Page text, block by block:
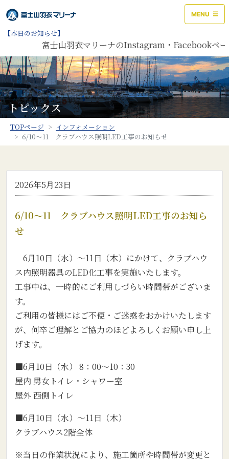
MENU
【本日のお知らせ】
富士山羽衣マリーナのInstagram・Facebookペー
トピックス
TOPページ
インフォメーション
6/10～11 クラブハウス照明LED工事のお知らせ
2026年5月23日
6/10～11 クラブハウス照明LED工事のお知ら
せ
6月10日（水）～11日（木）にかけて、クラブハウ
ス内照明器具のLED化工事を実施いたします。
工事中は、一時的にご利用しづらい時間帯がございま
す。
ご利用の皆様にはご不便・ご迷惑をおかけいたします
が、何卒ご理解とご協力のほどよろしくお願い申し上
げます。
■6月10日（水） 8：00～10：30
屋内 男女トイレ・シャワー室
屋外 西側トイレ
■6月10日（水）～11日（木）
クラブハウス2階全体
※当日の作業状況により、施工箇所や時間帯が変更と